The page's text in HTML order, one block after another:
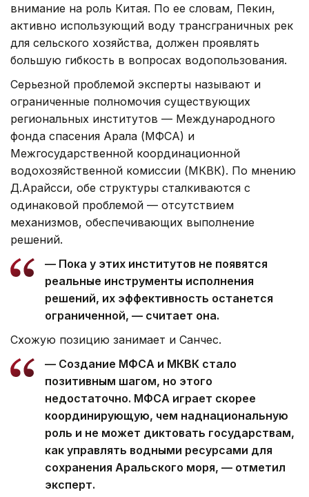
внимание на роль Китая. По ее словам, Пекин,
активно использующий воду трансграничных рек
для сельского хозяйства, должен проявлять
большую гибкость в вопросах водопользования.
Серьезной проблемой эксперты называют и
ограниченные полномочия существующих
региональных институтов — Международного
фонда спасения Арала (МФСА) и
Межгосударственной координационной
водохозяйственной комиссии (МКВК). По мнению
Д.Арайсси, обе структуры сталкиваются с
одинаковой проблемой — отсутствием
механизмов, обеспечивающих выполнение
решений.
— Пока у этих институтов не появятся
реальные инструменты исполнения
решений, их эффективность останется
ограниченной, — считает она.
Схожую позицию занимает и Санчес.
— Создание МФСА и МКВК стало
позитивным шагом, но этого
недостаточно. МФСА играет скорее
координирующую, чем наднациональную
роль и не может диктовать государствам,
как управлять водными ресурсами для
сохранения Аральского моря, — отметил
эксперт.